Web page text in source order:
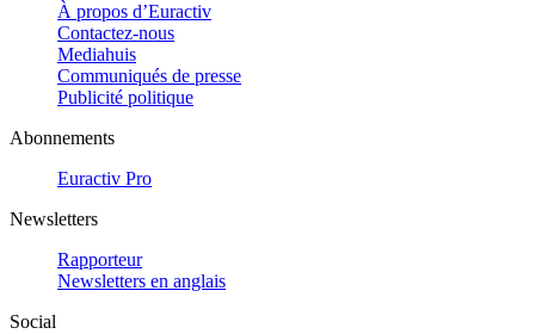
À propos d’Euractiv
Contactez-nous
Mediahuis
Communiqués de presse
Publicité politique
Abonnements
Euractiv Pro
Newsletters
Rapporteur
Newsletters en anglais
Social